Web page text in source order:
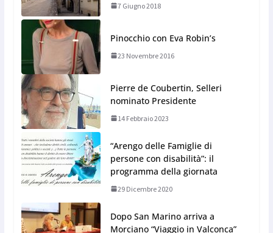
7 Giugno 2018
Pinocchio con Eva Robin’s
23 Novembre 2016
Pierre de Coubertin, Selleri
nominato Presidente
14 Febbraio 2023
“Arengo delle Famiglie di
persone con disabilità”: il
programma della giornata
29 Dicembre 2020
Dopo San Marino arriva a
Morciano “Viaggio in Valconca”